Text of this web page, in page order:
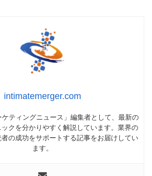
intimatemerger.com
ケティングニュース」編集者として、最新の
ックを分かりやすく解説しています。業界の
の成功をサポートする記事をお届けしてい
ます。